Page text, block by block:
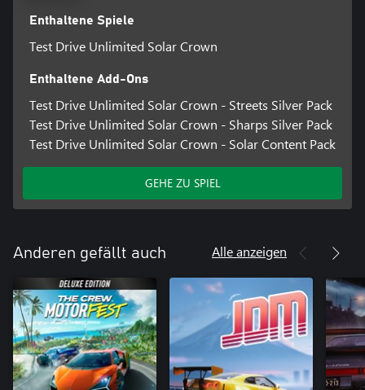
Enthaltene Spiele
Test Drive Unlimited Solar Crown
Enthaltene Add-Ons
Test Drive Unlimited Solar Crown - Streets Silver Pack
Test Drive Unlimited Solar Crown - Sharps Silver Pack
Test Drive Unlimited Solar Crown - Solar Content Pack
GEHE ZU SPIEL
Anderen gefällt auch Alle anzeigen